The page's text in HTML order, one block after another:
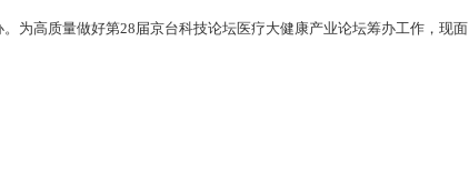
为高质量做好第28届京台科技论坛医疗大健康产业论坛筹办工作，现面